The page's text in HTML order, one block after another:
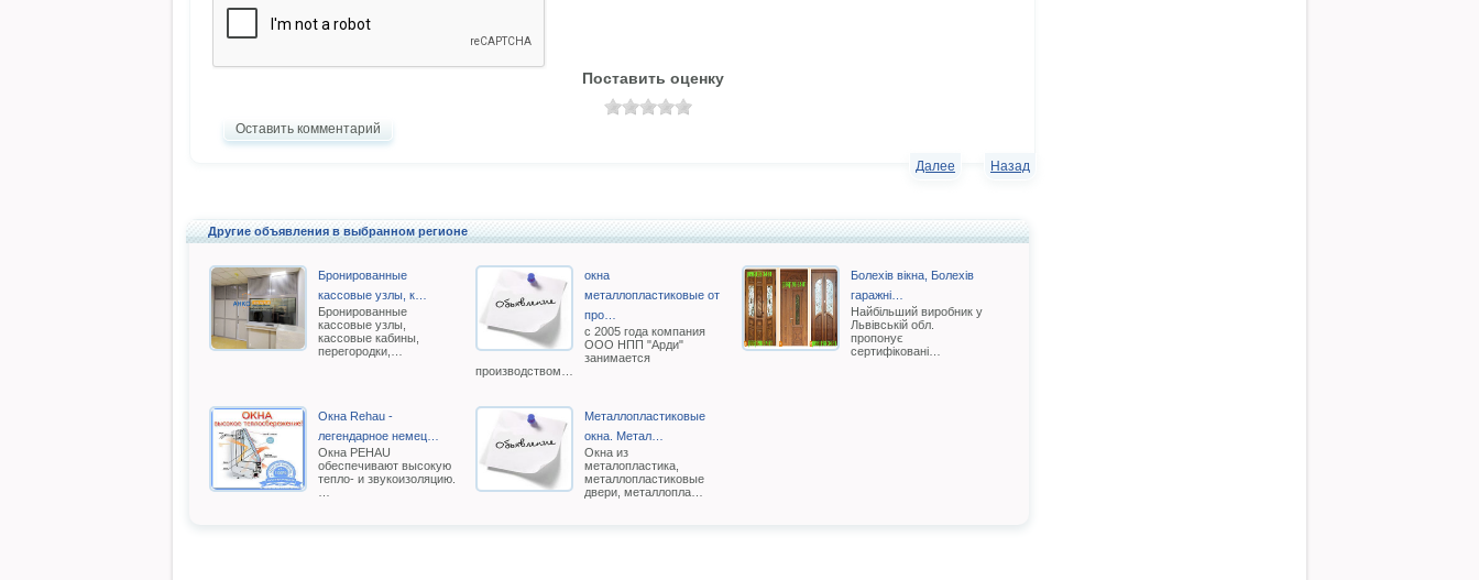
Поставить оценку
Оставить комментарий
Назад
Далее
Другие объявления в выбранном регионе
Бронированные
кассовые узлы, к…
Бронированные
кассовые узлы,
кассовые кабины,
перегородки,…
окна
металлопластиковые от
про…
с 2005 года компания
ООО НПП "Арди"
занимается
производством…
Болехів вікна, Болехів
гаражні…
Найбільший виробник у
Львівській обл.
пропонує
сертифіковані…
Окна Rehau -
легендарное немец…
Oкна РEHAU
обеспечивают высокую
тепло- и звукоизоляцию.
Металлопластиковые
окна. Метал…
Окна из
металопластика,
металлопластиковые
двери, металлопла…